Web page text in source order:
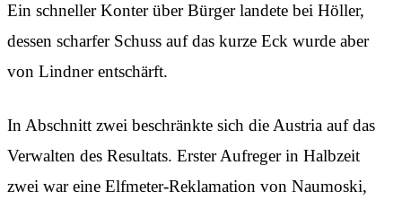
Ein schneller Konter über Bürger landete bei Höller,
dessen scharfer Schuss auf das kurze Eck wurde aber
von Lindner entschärft.
In Abschnitt zwei beschränkte sich die Austria auf das
Verwalten des Resultats. Erster Aufreger in Halbzeit
zwei war eine Elfmeter-Reklamation von Naumoski,